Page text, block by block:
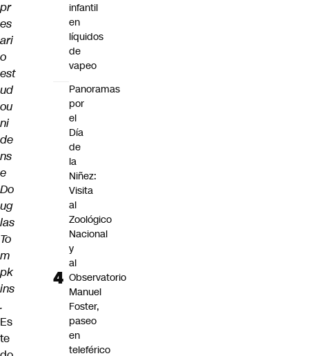
pr
es
ari
o
est
ud
ou
ni
de
ns
e
Do
ug
las
To
m
pk
ins
.
Es
te
infantil
en
líquidos
de
vapeo
Panoramas
por
el
Día
de
la
Niñez:
Visita
al
Zoológico
Nacional
y
al
Observatorio
Manuel
Foster,
paseo
en
teleférico